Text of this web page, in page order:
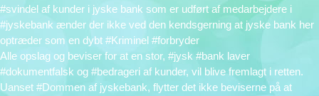
#svindel af kunder i jyske bank som er udført af medarbejdere i
#jyskebank ænder der ikke ved den kendsgerning at jyske bank her
optræder som en dybt #Kriminel #forbryder
Alle opslag og beviser for at en stor, #jysk #bank laver
#dokumentfalsk og #bedrageri af kunder, vil blive fremlagt i retten.
Uanset #Dommen af jyskebank, flytter det ikke beviserne på at